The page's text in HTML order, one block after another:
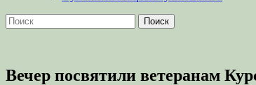
Поиск
Найти:
Вечер посвятили ветеранам